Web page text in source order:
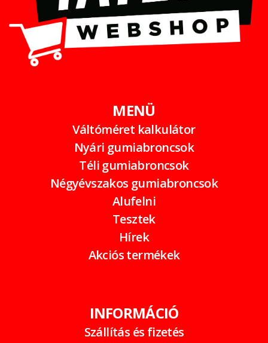
MENÜ
Váltóméret kalkulátor
Nyári gumiabroncsok
Téli gumiabroncsok
Négyévszakos gumiabroncsok
Alufelni
Tesztek
Hírek
Akciós termékek
INFORMÁCIÓ
Szállítás és fizetés